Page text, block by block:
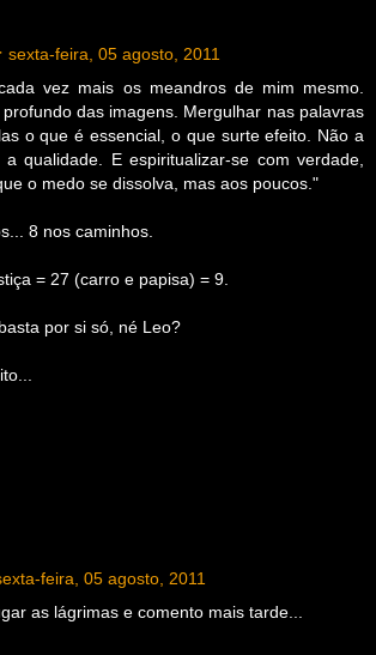
sexta-feira, 05 agosto, 2011
vez mais os meandros de mim mesmo.
das imagens. Mergulhar nas palavras
o que é essencial, o que surte efeito. Não a
a qualidade. E espiritualizar-se com verdade,
o medo se dissolva, mas aos poucos."
8 nos caminhos.
= 27 (carro e papisa) = 9.
por si só, né Leo?
feira, 05 agosto, 2011
as lágrimas e comento mais tarde...